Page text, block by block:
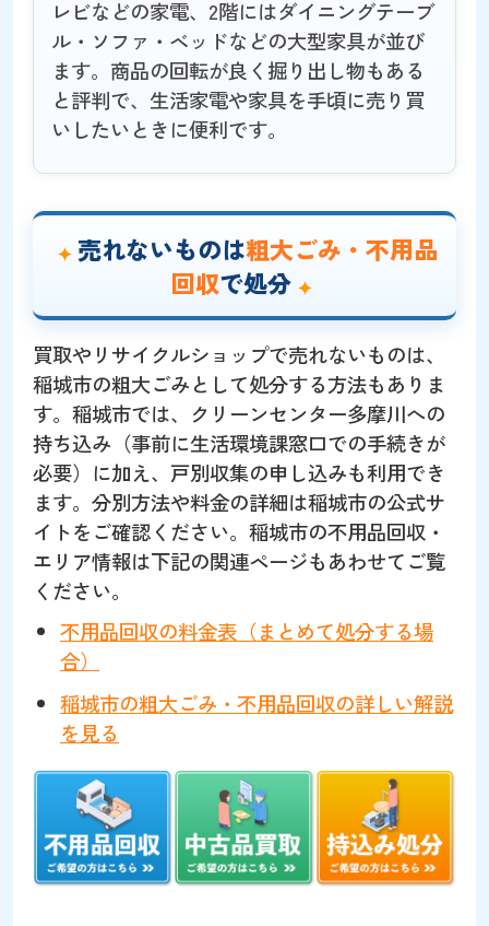
レビなどの家電、2階にはダイニングテーブ
ル・ソファ・ベッドなどの大型家具が並び
ます。商品の回転が良く掘り出し物もある
と評判で、生活家電や家具を手頃に売り買
いしたいときに便利です。
売れないものは粗大ごみ・不用品
回収で処分
買取やリサイクルショップで売れないものは、
稲城市の粗大ごみとして処分する方法もありま
す。稲城市では、クリーンセンター多摩川への
持ち込み（事前に生活環境課窓口での手続きが
必要）に加え、戸別収集の申し込みも利用でき
ます。分別方法や料金の詳細は稲城市の公式サ
イトをご確認ください。稲城市の不用品回収・
エリア情報は下記の関連ページもあわせてご覧
ください。
不用品回収の料金表（まとめて処分する場
合）
稲城市の粗大ごみ・不用品回収の詳しい解説
を見る